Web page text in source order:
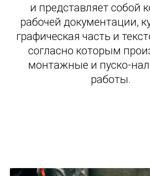
и представляет собой
рабочей документации,
графическая часть и
согласно которым
монтажные и пуско-
работы.